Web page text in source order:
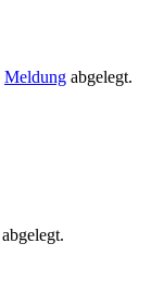
Meldung abgelegt.
abgelegt.